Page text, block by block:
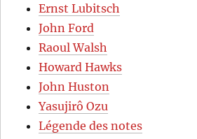
Ernst Lubitsch
John Ford
Raoul Walsh
Howard Hawks
John Huston
Yasujirô Ozu
Légende des notes